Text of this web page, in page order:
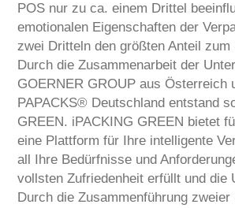
POS nur zu ca. einem Drittel
emotionalen Eigenschaften der
zwei Dritteln den größten Anteil zum
Durch die Zusammenarbeit der
GOERNER GROUP aus Österreich
PAPACKS® Deutschland entstand
GREEN. iPACKING GREEN bietet
eine Plattform für Ihre intelligente
all Ihre Bedürfnisse und
vollsten Zufriedenheit erfüllt und die
Durch die Zusammenführung zweier